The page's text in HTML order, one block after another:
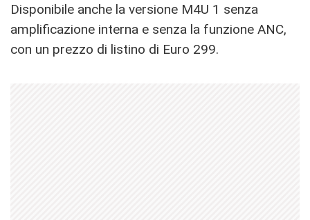
Disponibile anche la versione M4U 1 senza
amplificazione interna e senza la funzione ANC,
con un prezzo di listino di Euro 299.